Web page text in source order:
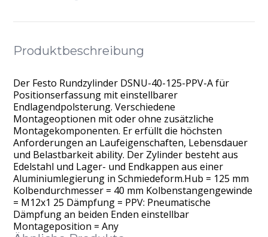
Produktbeschreibung
Der Festo Rundzylinder DSNU-40-125-PPV-A für
Positionserfassung mit einstellbarer
Endlagendpolsterung. Verschiedene
Montageoptionen mit oder ohne zusätzliche
Montagekomponenten. Er erfüllt die höchsten
Anforderungen an Laufeigenschaften, Lebensdauer
und Belastbarkeit ability. Der Zylinder besteht aus
Edelstahl und Lager- und Endkappen aus einer
Aluminiumlegierung in Schmiedeform.Hub = 125 mm
Kolbendurchmesser = 40 mm Kolbenstangengewinde
= M12x1 25 Dämpfung = PPV: Pneumatische
Dämpfung an beiden Enden einstellbar
Montageposition = Any